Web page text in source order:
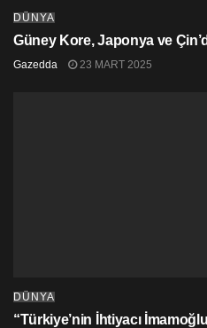
DÜNYA
Güney Kore, Japonya ve
Gazedda 23 MART 2025
DÜNYA
“Türkiye’nin İhtiyacı